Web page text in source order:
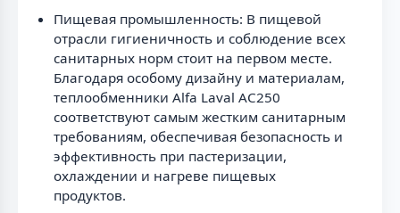
Пищевая промышленность: В пищевой
отрасли гигиеничность и соблюдение всех
санитарных норм стоит на первом месте.
Благодаря особому дизайну и материалам,
теплообменники Alfa Laval AC250
соответствуют самым жестким санитарным
требованиям, обеспечивая безопасность и
эффективность при пастеризации,
охлаждении и нагреве пищевых
продуктов.